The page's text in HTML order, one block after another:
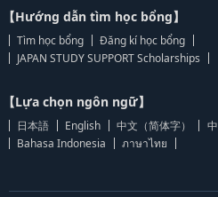
【Hướng dẫn tìm học bổng】
Tìm học bổng
Đăng kí học bổng
JAPAN STUDY SUPPORT Scholarships
【Lựa chọn ngôn ngữ】
日本語 English 中文（简体字）
Bahasa Indonesia
ภาษาไทย